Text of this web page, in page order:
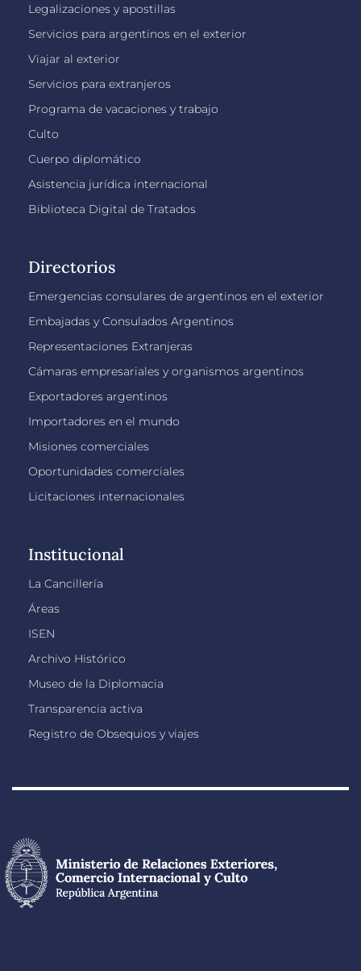
Legalizaciones y apostillas
Servicios para argentinos en el exterior
Viajar al exterior
Servicios para extranjeros
Programa de vacaciones y trabajo
Culto
Cuerpo diplomático
Asistencia jurídica internacional
Biblioteca Digital de Tratados
Directorios
Emergencias consulares de argentinos en el exterior
Embajadas y Consulados Argentinos
Representaciones Extranjeras
Cámaras empresariales y organismos argentinos
Exportadores argentinos
Importadores en el mundo
Misiones comerciales
Oportunidades comerciales
Licitaciones internacionales
Institucional
La Cancillería
Áreas
ISEN
Archivo Histórico
Museo de la Diplomacia
Transparencia activa
Registro de Obsequios y viajes